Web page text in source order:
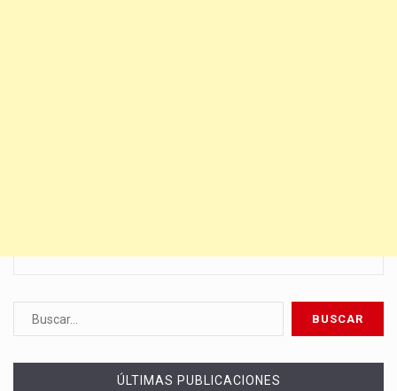
ÚLTIMAS PUBLICACIONES